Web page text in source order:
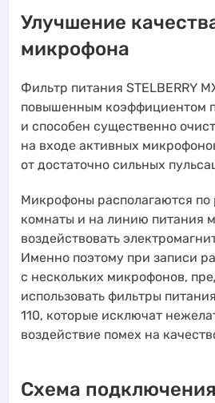
Улучшение
микрофона
Фильтр питания STELBERRY
повышенным коэффициентом
и способен существенно
на входе активных
от достаточно сильных
Микрофоны располагаются по
комнаты и на линию питания
воздействовать
Именно поэтому при записи
с нескольких микрофонов,
использовать фильтры
110, которые исключат
воздействие помех на
Схема